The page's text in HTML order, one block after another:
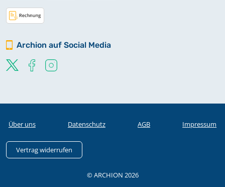
Archion auf Social Media
Über uns Datenschutz AGB Impressum
Vertrag widerrufen
© ARCHION 2026